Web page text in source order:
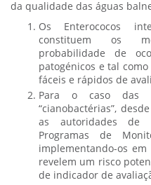
da qualidade das águas
Os Enterococos
constituem os
probabilidade de
patogénicos e tal
fáceis e rápidos de
Para o caso das
“cianobactérias”,
as autoridades de
Programas de
implementando-os
revelem um risco
de indicador de